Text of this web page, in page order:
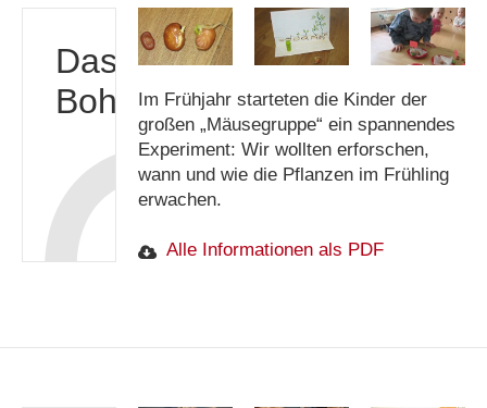
Das
Bohnenexperiment
Im Frühjahr starteten die Kinder der
großen „Mäusegruppe“ ein spannendes
Experiment: Wir wollten erforschen,
wann und wie die Pflanzen im Frühling
erwachen.
Alle Informationen als PDF